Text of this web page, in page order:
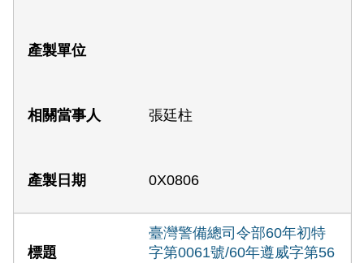
張廷柱
0X0806
臺灣警備總司令部60年初特
字第0061號/60年遵威字第56